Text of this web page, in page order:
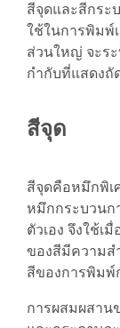
สีจุดและสีกระ
ใช้ในการพิมพ์
ส่วนใหญ่ จะร
กำกับที่แสดงถั
สีจุด
สีจุดคือหมึกพิเ
หมึกกระบวนก
ตัวเอง จึงใช้เ
ของสีมีความส
สีของการพิมพ์
การผสมผสาน